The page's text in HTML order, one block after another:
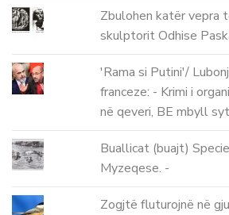
Zbulohen katër vepra
skulptorit Odhise
'Rama si Putini'/
franceze: - Krimi i
në qeveri, BE mbyll
Buallicat (buajt)
Myzeqese. -
Zogjtë fluturojnë në